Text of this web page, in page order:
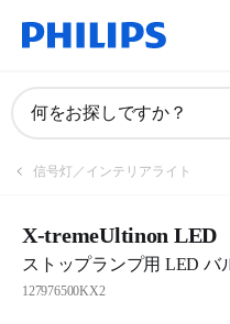
何をお探しですか？
信号灯／インテリアライト
X-tremeUltinon LED
ストップランプ用 LED バ
127976500KX2